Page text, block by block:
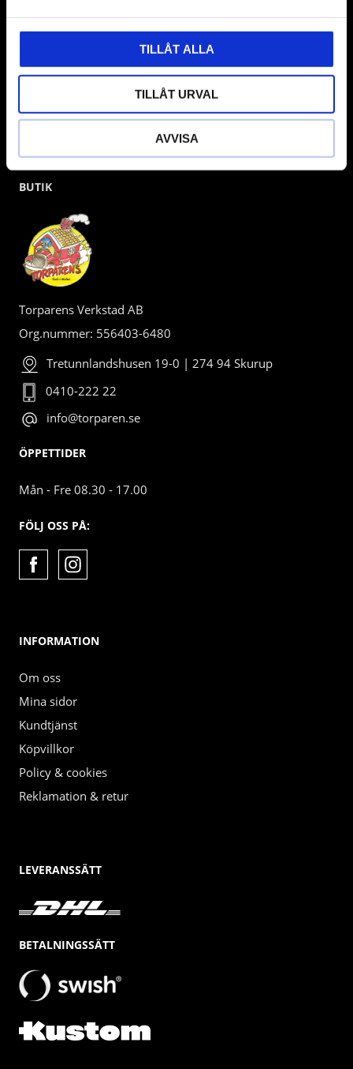
TILLÅT ALLA
TILLÅT URVAL
AVVISA
BUTIK
Torparens Verkstad AB
Org.nummer: 556403-6480
Tretunnlandshusen 19-0 | 274 94 Skurup
0410-222 22
info@torparen.se
ÖPPETTIDER
Mån - Fre 08.30 - 17.00
FÖLJ OSS PÅ:
INFORMATION
Om oss
Mina sidor
Kundtjänst
Köpvillkor
Policy & cookies
Reklamation & retur
LEVERANSSÄTT
BETALNINGSSÄTT